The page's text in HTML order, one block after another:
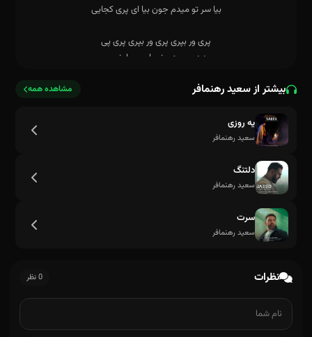
دردسری هی نرو این ور اونوری
بیشتر از سعید رهنمافر مشاهده همه
یه روزی
سعید رهنمافر
دلتنگ
سعید رهنمافر
سرت
سعید رهنمافر
نظرات 0 نظر